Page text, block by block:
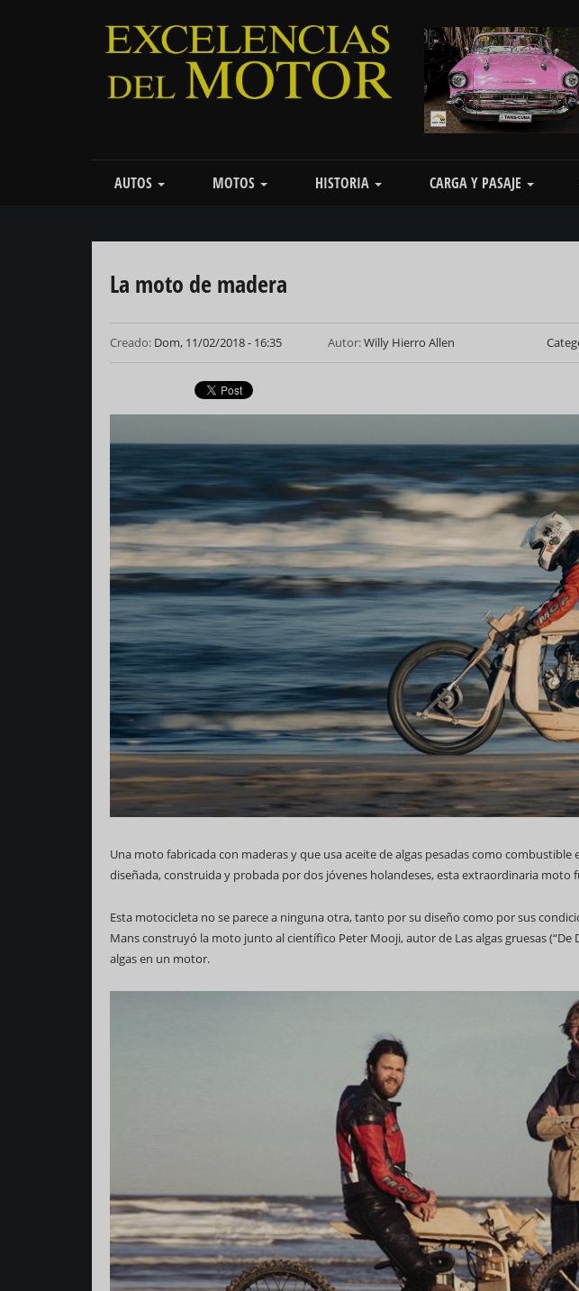
Main
navigation
AUTOS MOTOS HISTORIA CARGA Y PASAJE
La moto de madera
Creado: Dom, 11/02/2018 - 16:35 Autor:Willy Hierro Allen
Una moto fabricada con maderas y que usa aceite de algas pesadas como
diseñada, construida y probada por dos jóvenes holandeses, esta extraordinaria moto
Esta motocicleta no se parece a ninguna otra, tanto por su diseño como por sus
Mans construyó la moto junto al científico Peter Mooji, autor de Las algas gruesas (“De
algas en un motor.
69 Campeonato